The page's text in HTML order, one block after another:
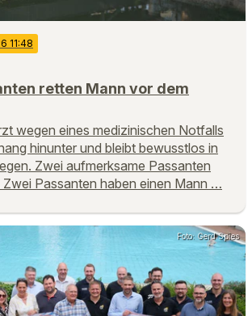
11:48
retten Mann vor dem
wegen eines medizinischen Notfalls
hinunter und bleibt bewusstlos in
Zwei aufmerksame Passanten
Zwei Passanten haben einen Mann …
Foto: Gerd Spies